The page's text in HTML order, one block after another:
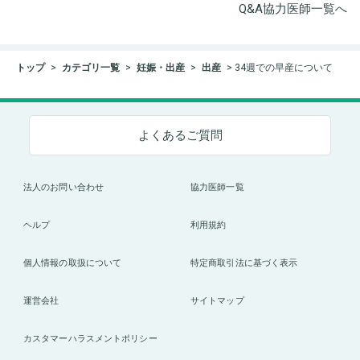
Q&A協力医師一覧へ
トップ カテゴリ一覧 妊娠・出産 出産 34週での早産について
よくあるご質問
法人のお問い合わせ 協力医師一覧
ヘルプ 利用規約
個人情報の取扱について 特定商取引法に基づく表示
運営会社 サイトマップ
カスタマーハラスメントポリシー